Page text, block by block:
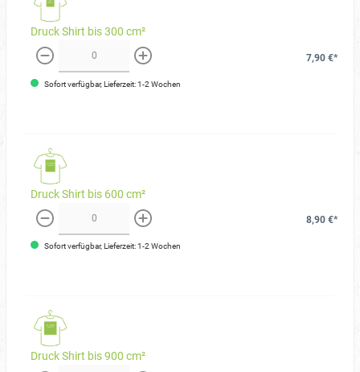
Druck Shirt bis 300 cm²
weniger mehr
7,90 €*
Sofort verfügbar, Lieferzeit: 1-2 Wochen
Druck Shirt bis 600 cm²
weniger mehr
8,90 €*
Sofort verfügbar, Lieferzeit: 1-2 Wochen
Druck Shirt bis 900 cm²